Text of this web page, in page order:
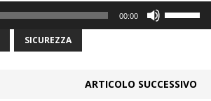
00:00
per
SICUREZZA
ARTICOLO SUCCESSIVO